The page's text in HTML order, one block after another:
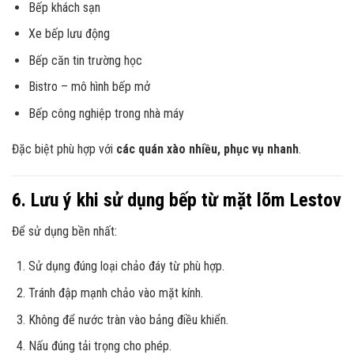
Bếp khách sạn
Xe bếp lưu động
Bếp căn tin trường học
Bistro – mô hình bếp mở
Bếp công nghiệp trong nhà máy
Đặc biệt phù hợp với các quán xào nhiều, phục vụ nhanh.
6. Lưu ý khi sử dụng bếp từ mặt lõm Lestov
Để sử dụng bền nhất:
Sử dụng đúng loại chảo đáy từ phù hợp.
Tránh đập mạnh chảo vào mặt kính.
Không để nước tràn vào bảng điều khiển.
Nấu đúng tải trọng cho phép.